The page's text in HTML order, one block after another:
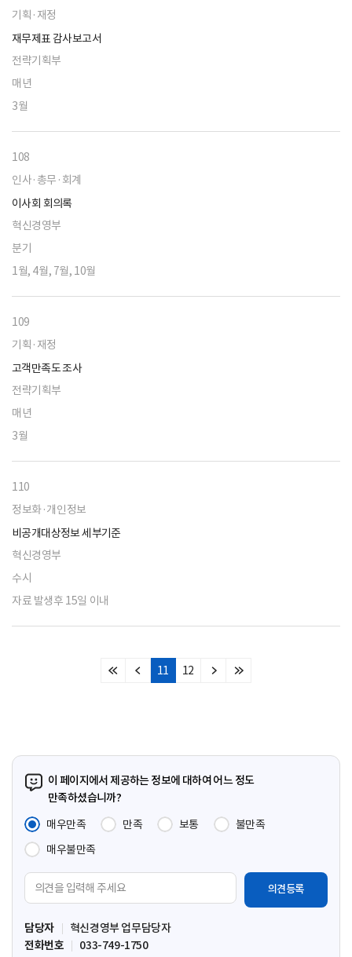
기획·재정
재무제표 감사보고서
전략기획부
매년
3월
108
인사·총무·회계
이사회 회의록
혁신경영부
분기
1월, 4월, 7월, 10월
109
기획·재정
고객만족도 조사
전략기획부
매년
3월
110
정보화·개인정보
비공개대상정보 세부기준
혁신경영부
수시
자료 발생후 15일 이내
처
이
11 12
다
마
이 페이지에서 제공하는 정보에 대하여 어느 정도
만족하셨습니까?
매우만족
만족 보통
불만족
매우불만족
견
입
력
담당자
혁신경영부 업무담당자
전화번호
033-749-1750